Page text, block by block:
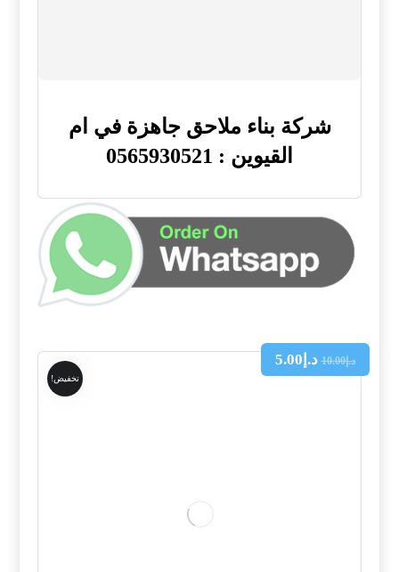
شركة بناء ملاحق جاهزة في ام
القيوين : 0565930521
تخفيض!
د.إ10.00 د.إ 5.00